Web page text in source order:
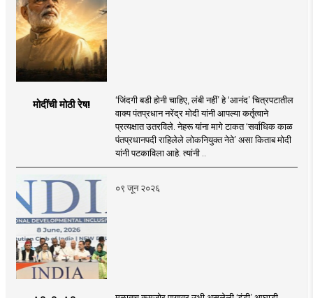
मोदींची मोठी रेष!
‘जिंदगी बडी होनी चाहिए, लंबी नहीं’ हे ‘आनंद’ चित्रपटातील
वाक्य पंतप्रधान नरेंद्र मोदी यांनी आपल्या कर्तृत्वाने
प्रत्यक्षात उतरविले. नेहरू यांना मागे टाकत ‘सर्वाधिक काळ
पंतप्रधानपदी राहिलेले लोकनियुक्त नेते’ असा किताब मोदी
यांनी पटकाविला आहे. त्यांनी ..
०९ जून २०२६